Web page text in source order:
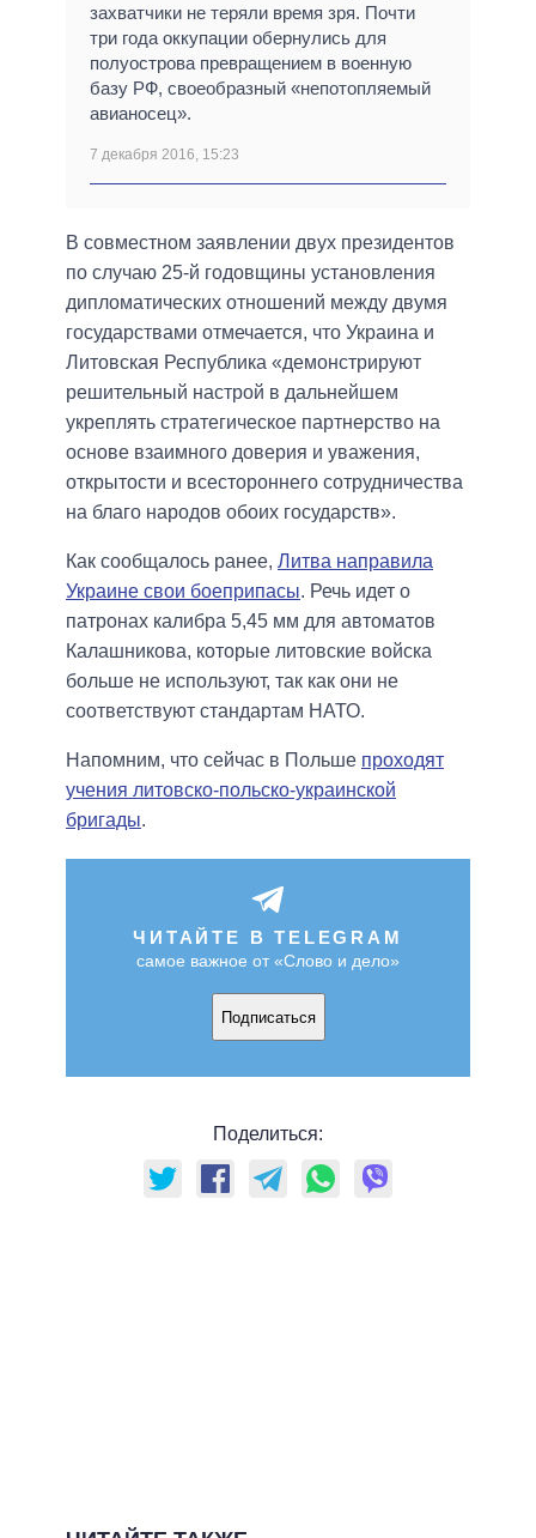
захватчики не теряли время зря. Почти
три года оккупации обернулись для
полуострова превращением в военную
базу РФ, своеобразный «непотопляемый
авианосец».
7 декабря 2016, 15:23
В совместном заявлении двух президентов
по случаю 25-й годовщины установления
дипломатических отношений между двумя
государствами отмечается, что Украина и
Литовская Республика «демонстрируют
решительный настрой в дальнейшем
укреплять стратегическое партнерство на
основе взаимного доверия и уважения,
открытости и всестороннего сотрудничества
на благо народов обоих государств».
Как сообщалось ранее, Литва направила
Украине свои боеприпасы. Речь идет о
патронах калибра 5,45 мм для автоматов
Калашникова, которые литовские войска
больше не используют, так как они не
соответствуют стандартам НАТО.
Напомним, что сейчас в Польше проходят
учения литовско-польско-украинской
бригады.
ЧИТАЙТЕ В TELEGRAM
самое важное от «Слово и дело»
Подписаться
Поделиться: